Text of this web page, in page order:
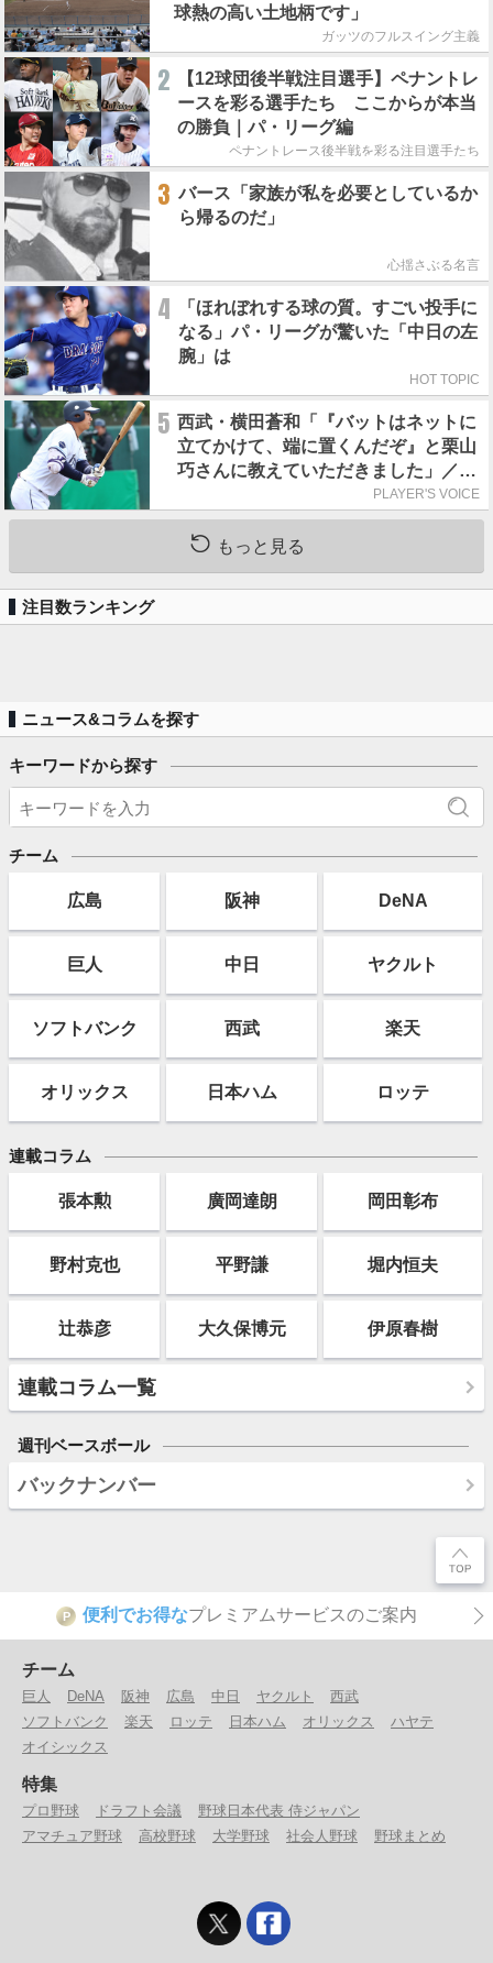
球熱の高い土地柄です」
ガッツのフルスイング主義
2
【12球団後半戦注目選手】ペナントレ
ースを彩る選手たち ここからが本当
の勝負｜パ・リーグ編
ペナントレース後半戦を彩る注目選手たち
3 バース「家族が私を必要としているか
ら帰るのだ」
心揺さぶる名言
4
「ほれぼれする球の質。すごい投手に
なる」パ・リーグが驚いた「中日の左
腕」は
HOT TOPIC
5 西武・横田蒼和「『バットはネットに
立てかけて、端に置くんだぞ』と栗山
巧さんに教えていただきました」／憧
PLAYER'S VOICE
もっと見る
注目数ランキング
ニュース&コラムを探す
キーワードから探す
チーム
広島 阪神 DeNA
巨人 中日 ヤクルト
ソフトバンク 西武 楽天
オリックス 日本ハム ロッテ
連載コラム
張本勲 廣岡達朗 岡田彰布
野村克也 平野謙 堀内恒夫
辻恭彦 大久保博元 伊原春樹
連載コラム一覧
週刊ベースボール
バックナンバー
P 便利でお得なプレミアムサービスのご案内
チーム
巨人 DeNA 阪神 広島 中日 ヤクルト
西武
ソフトバンク
楽天 ロッテ 日本ハム オリックス
ハヤテ
オイシックス
特集
プロ野球 ドラフト会議
野球日本代表 侍ジャパン
アマチュア野球
高校野球 大学野球 社会人野球 野球まとめ